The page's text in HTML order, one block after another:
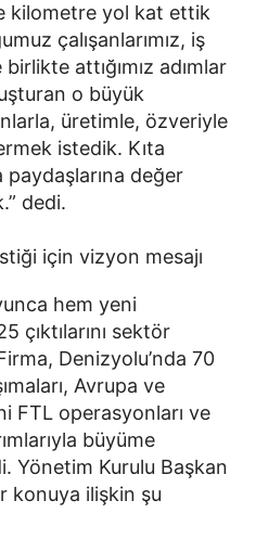
kilometre yol kat ettik
çalışanlarımız, iş
attığımız adımlar
o büyük
üretimle, özveriyle
istedik. Kıta
paydaşlarına değer
dedi.
için vizyon mesajı
hem yeni
çıktılarını sektör
Denizyolu’nda 70
Avrupa ve
FTL operasyonları ve
büyüme
Yönetim Kurulu Başkan
konuya ilişkin şu